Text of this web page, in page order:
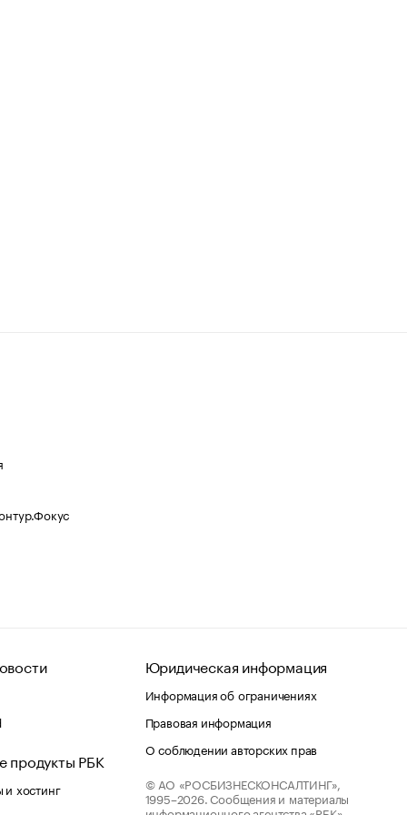
продукты РБК
хостинг
Юридическая информация
Информация об ограничениях
Правовая информация
О соблюдении авторских прав
© АО «РОСБИЗНЕСКОНСАЛТИНГ»,
1995–2026. Сообщения и материалы